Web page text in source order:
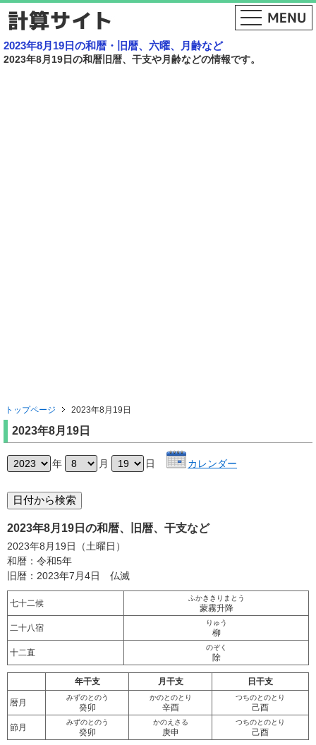
2023年8月19日の和暦・旧暦、六曜、月齢など
2023年8月19日の和暦旧暦、干支や月齢などの情報です。
トップページ 2023年8月19日
2023年8月19日
年 月 日 カレンダー
2023年8月19日の和暦、旧暦、干支など
2023年8月19日（土曜日）
和暦：令和5年
旧暦：2023年7月4日 仏滅
七十二候
ふかききりまとう
蒙霧升降
二十八宿
りゅう
柳
十二直
のぞく
除
年干支 月干支 日干支
暦月
みずのとのう
癸卯
かのとのとり
辛酉
つちのとのとり
己酉
節月
みずのとのう
癸卯
かのえさる
庚申
つちのとのとり
己酉